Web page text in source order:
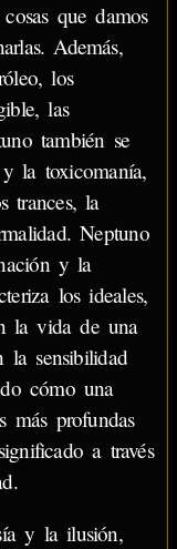
que damos
Además,
los
las
también se
la toxicomanía,
trances, la
Neptuno
y la
los ideales,
la vida de una
la sensibilidad
cómo una
más profundas
a través
y la ilusión,